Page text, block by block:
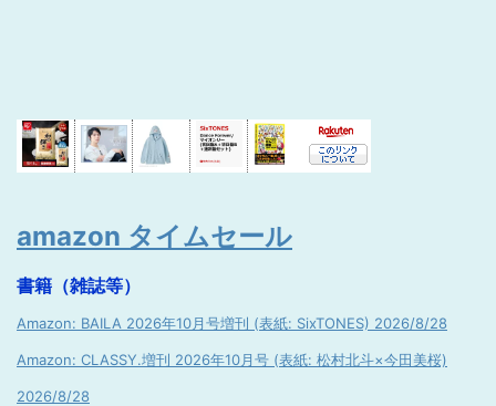
amazon タイムセール
書籍（雑誌等）
Amazon: BAILA 2026年10月号増刊 (表紙: SixTONES) 2026/8/28
Amazon: CLASSY.増刊 2026年10月号 (表紙: 松村北斗×今田美桜)
2026/8/28